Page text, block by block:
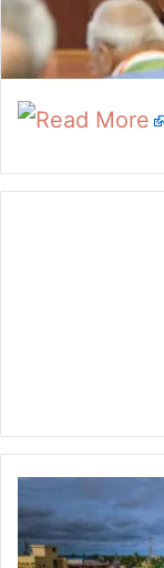
Read More
Rail:
At
the